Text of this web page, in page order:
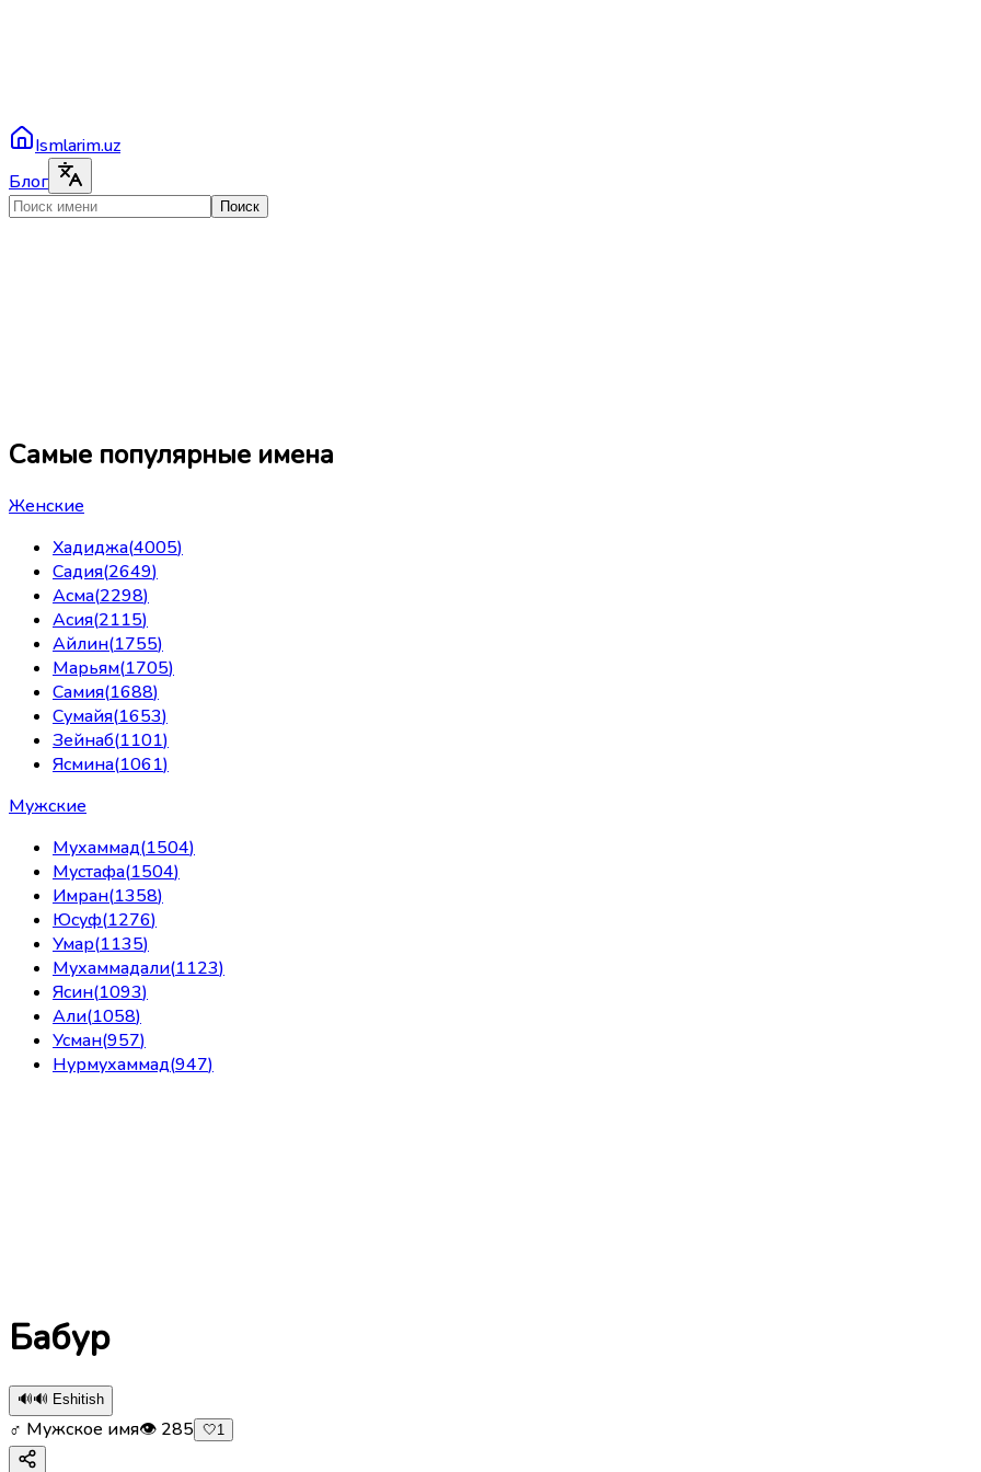
Ismlarim.uz
Блог
Поиск
Самые популярные имена
Женские
Хадиджа(4005)
Садия(2649)
Асма(2298)
Асия(2115)
Айлин(1755)
Марьям(1705)
Самия(1688)
Сумайя(1653)
Зейнаб(1101)
Ясмина(1061)
Мужские
Мухаммад(1504)
Мустафа(1504)
Имран(1358)
Юсуф(1276)
Умар(1135)
Мухаммадали(1123)
Ясин(1093)
Али(1058)
Усман(957)
Нурмухаммад(947)
Бабур
🔊🔊 Eshitish
♂ Мужское имя👁 285 🤍1